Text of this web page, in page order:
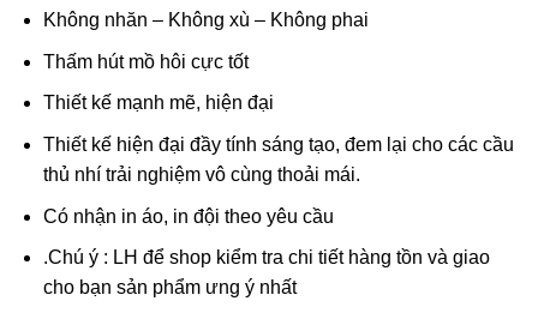
Không nhăn – Không xù – Không phai
Thấm hút mồ hôi cực tốt
Thiết kế mạnh mẽ, hiện đại
Thiết kế hiện đại đầy tính sáng tạo, đem lại cho các cầu
thủ nhí trải nghiệm vô cùng thoải mái.
Có nhận in áo, in đội theo yêu cầu
.Chú ý : LH để shop kiểm tra chi tiết hàng tồn và giao
cho bạn sản phẩm ưng ý nhất